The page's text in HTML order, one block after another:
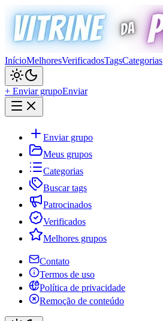
InícioMelhoresVerificadosTagsCategorias
+ Enviar grupoEnviar
Enviar grupo
Meus grupos
Categorias
Buscar tags
Patrocinados
Verificados
Melhores grupos
Contato
Termos de uso
Política de privacidade
Remoção de conteúdo